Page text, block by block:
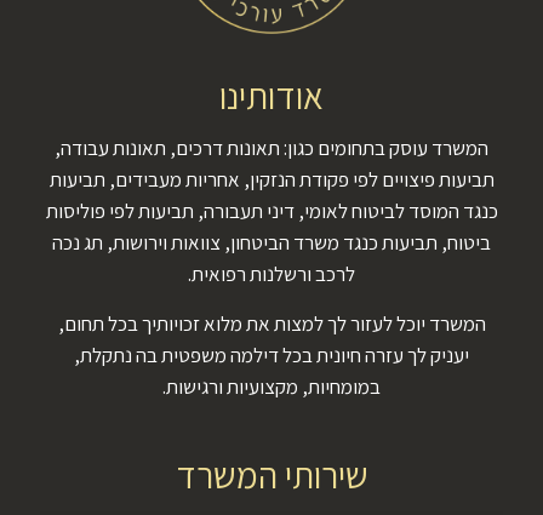
אודותינו
המשרד עוסק בתחומים כגון: תאונות דרכים, תאונות עבודה,
תביעות פיצויים לפי פקודת הנזקין, אחריות מעבידים, תביעות
כנגד המוסד לביטוח לאומי, דיני תעבורה, תביעות לפי פוליסות
ביטוח, תביעות כנגד משרד הביטחון, צוואות וירושות, תג נכה
לרכב ורשלנות רפואית.
המשרד יוכל לעזור לך למצות את מלוא זכויותיך בכל תחום,
יעניק לך עזרה חיונית בכל דילמה משפטית בה נתקלת,
במומחיות, מקצועיות ורגישות.
שירותי המשרד